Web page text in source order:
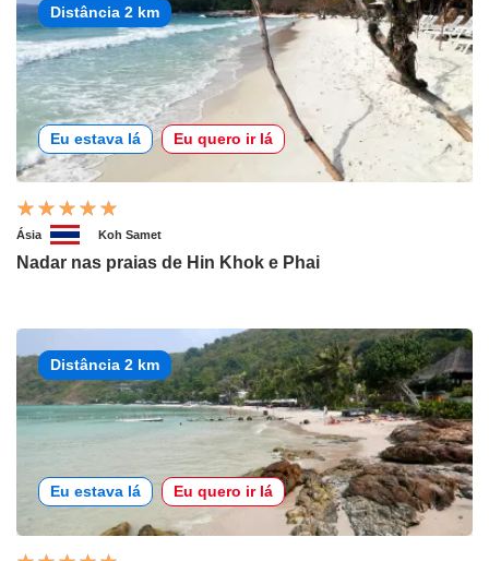
Distância 2 km
Eu estava lá Eu quero ir lá
Ásia Koh Samet
Nadar nas praias de Hin Khok e Phai
Distância 2 km
Eu estava lá Eu quero ir lá